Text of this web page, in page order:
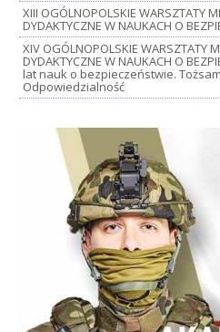
XIII OGÓLNOPOLSKIE WARSZTATY
DYDAKTYCZNE W NAUKACH O
XIV OGÓLNOPOLSKIE WARSZTATY
DYDAKTYCZNE W NAUKACH O
lat nauk o bezpieczeństwie.
Odpowiedzialność